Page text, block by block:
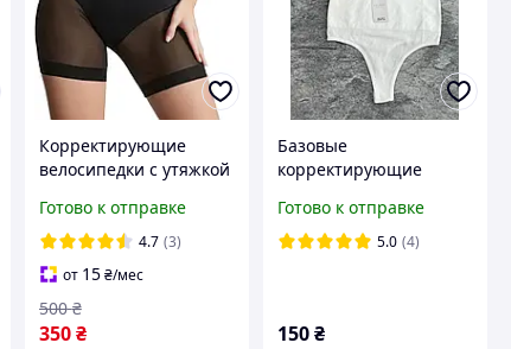
Корректирующие
велосипедки с утяжкой
шорты для корекции
фигуры,
моделирующие
шорты-трусики
Готово к отправке
4.7 (3)
от 15 ₴/мес
350 ₴
500 ₴
Базовые
корректирующие
высокой посадкой
Готово к отправке
5.0 (4)
150₴